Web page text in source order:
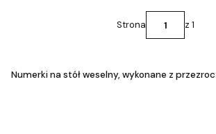
Strona z 1
Numerki na stół weselny, wykonane z